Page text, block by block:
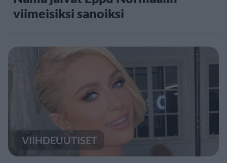
viimeisiksi sanoiksi
VIIHDEUUTISET